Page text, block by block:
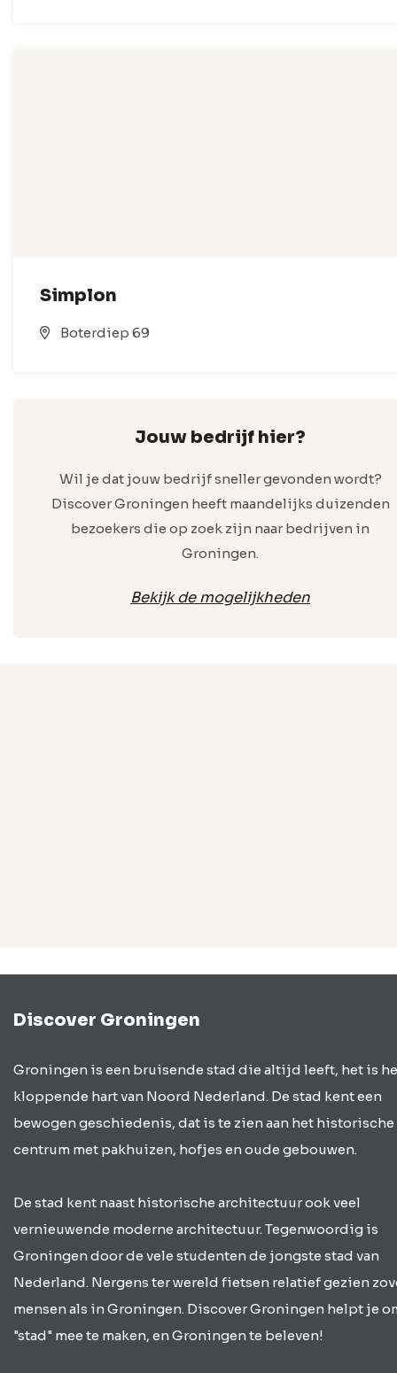
Simplon
Boterdiep 69
Jouw bedrijf hier?
Wil je dat jouw bedrijf sneller gevonden wordt?
Discover Groningen heeft maandelijks duizenden
bezoekers die op zoek zijn naar bedrijven in
Groningen.
Bekijk de mogelijkheden
Discover Groningen
Groningen is een bruisende stad die altijd leeft, het is
kloppende hart van Noord Nederland. De stad kent een
bewogen geschiedenis, dat is te zien aan het historische
centrum met pakhuizen, hofjes en oude gebouwen.
De stad kent naast historische architectuur ook veel
vernieuwende moderne architectuur. Tegenwoordig is
Groningen door de vele studenten de jongste stad van
Nederland. Nergens ter wereld fietsen relatief gezien
mensen als in Groningen. Discover Groningen helpt je
"stad" mee te maken, en Groningen te beleven!